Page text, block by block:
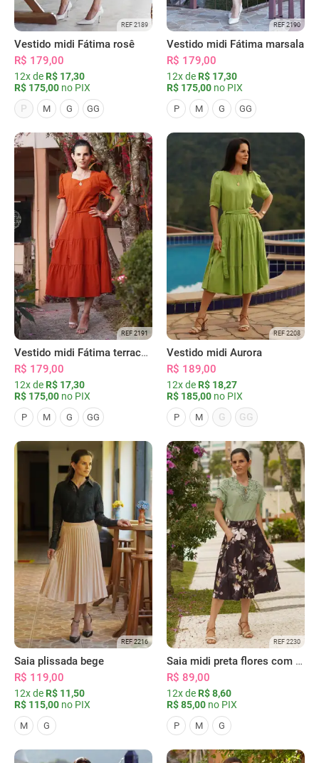
REF 2189
Vestido midi Fátima rosê
R$ 179,00
12x de R$ 17,30
R$ 175,00 no PIX
P
M G GG
REF 2190
Vestido midi Fátima marsala
R$ 179,00
12x de R$ 17,30
R$ 175,00 no PIX
P M G GG
REF 2191
Vestido midi Fátima terracota
R$ 179,00
12x de R$ 17,30
R$ 175,00 no PIX
P M G GG
REF 2208
Vestido midi Aurora
R$ 189,00
12x de R$ 18,27
R$ 185,00 no PIX
P M G GG
REF 2216
Saia plissada bege
R$ 119,00
12x de R$ 11,50
R$ 115,00 no PIX
M G
REF 2230
Saia midi preta flores com bolsos
R$ 89,00
12x de R$ 8,60
R$ 85,00 no PIX
P M G